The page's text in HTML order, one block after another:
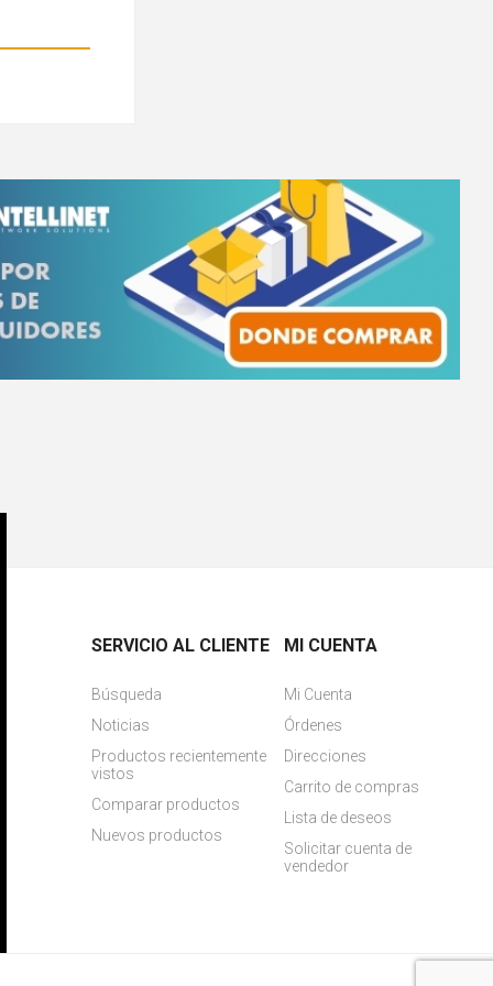
SERVICIO AL CLIENTE
Búsqueda
Noticias
Productos recientemente
vistos
Comparar productos
Nuevos productos
MI CUENTA
Mi Cuenta
Órdenes
Direcciones
Carrito de compras
Lista de deseos
Solicitar cuenta de
vendedor